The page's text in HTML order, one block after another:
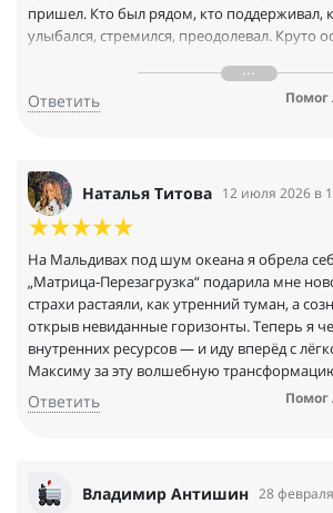
пришел. Кто был рядом, кто поддерживал,
улыбался, стремился, преодолевал. Круто
Прийти на тренинг Сверхвозможности -
СМЕЛОСТЬ.
Ответить Помог
Наталья Титова 12 июля 2026 в
На Мальдивах под шум океана я обрела
„Матрица‑Перезагрузка“ подарила мне
страхи растаяли, как утренний туман, а
открыв невиданные горизонты. Теперь я
внутренних ресурсов — и иду вперёд с
Максиму за эту волшебную
Ответить Помог
Владимир Антишин 28